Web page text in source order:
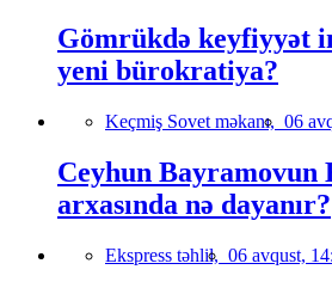
Gömrükdə keyfiyyət
yeni bürokratiya?
Keçmiş Sovet məkanı, 06
Ceyhun Bayramovun
arxasında nə dayanır?
Ekspress təhlil, 06 avqust,